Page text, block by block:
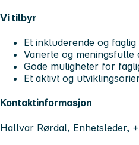
Vi tilbyr
Et inkluderende og
Varierte og meningsfulle
Gode muligheter for
Et aktivt og
Kontaktinformasjon
Hallvar Rørdal, Enhetsleder,